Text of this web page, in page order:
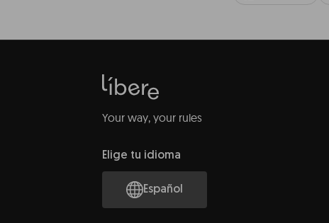
Your way, your rules
Elige tu idioma
Español